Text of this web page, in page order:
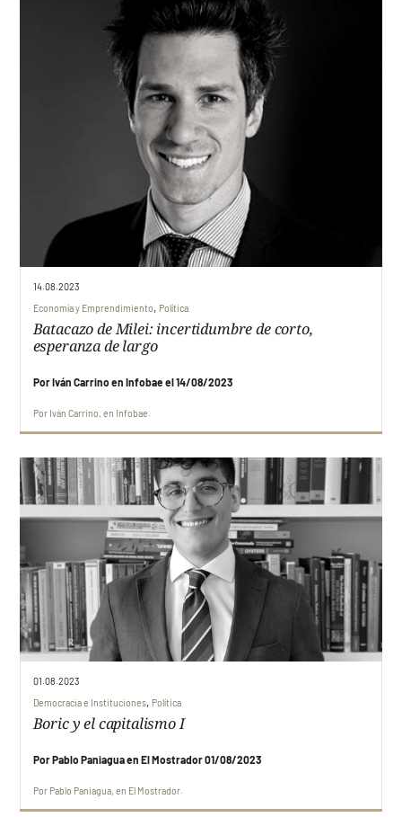
14.08.2023
Economía y Emprendimiento, Política
Batacazo de Milei: incertidumbre de corto,
esperanza de largo
Por Iván Carrino en Infobae el 14/08/2023
Por Iván Carrino en Infobae
01.08.2023
Democracia e Instituciones, Política
Boric y el capitalismo I
Por Pablo Paniagua en El Mostrador 01/08/2023
Por Pablo Paniagua en El Mostrador